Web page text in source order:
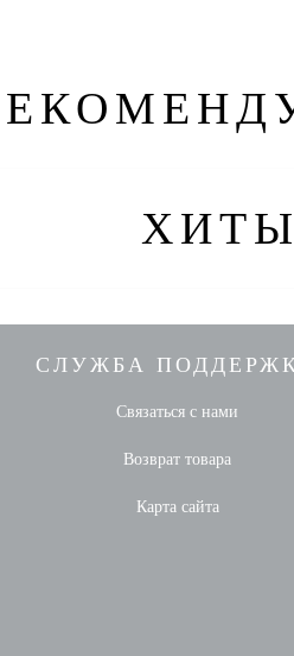
СЛУЖБА
Связаться с нами
Возврат товара
Карта сайта